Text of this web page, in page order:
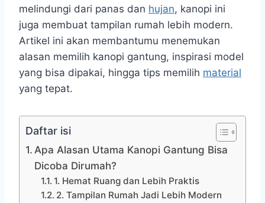
melindungi dari panas dan hujan, kanopi ini
juga membuat tampilan rumah lebih modern.
Artikel ini akan membantumu menemukan
alasan memilih kanopi gantung, inspirasi model
yang bisa dipakai, hingga tips memilih material
yang tepat.
Daftar isi
Apa Alasan Utama Kanopi Gantung Bisa
Dicoba Dirumah?
1. Hemat Ruang dan Lebih Praktis
2. Tampilan Rumah Jadi Lebih Modern